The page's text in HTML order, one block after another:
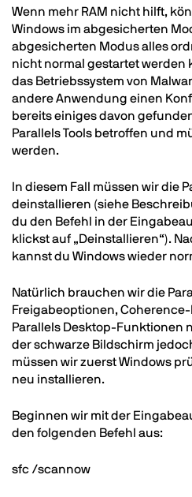
Text
Wenn mehr RAM nicht hilft,
Windows im abgesicherten
abgesicherten Modus alles
nicht normal gestartet werden
das Betriebssystem von
andere Anwendung einen
bereits einiges davon
Parallels Tools betroffen und
werden.
In diesem Fall müssen wir die
deinstallieren (siehe
du den Befehl in der
klickst auf „Deinstallieren“).
kannst du Windows wieder
Natürlich brauchen wir die
Freigabeoptionen,
Parallels Desktop-Funktionen
der schwarze Bildschirm
müssen wir zuerst Windows
neu installieren.
Beginnen wir mit der
den folgenden Befehl aus:
sfc /scannow